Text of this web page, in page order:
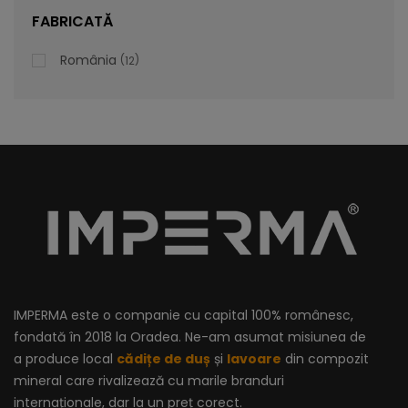
De la996,47
FABRICATĂ
România 12
IMPERMA este o companie cu capital 100% românesc,
fondată în 2018 la Oradea. Ne-am asumat misiunea de
a produce local cădițe de duș și lavoare din compozit
mineral care rivalizează cu marile branduri
internaționale, dar la un preț corect.